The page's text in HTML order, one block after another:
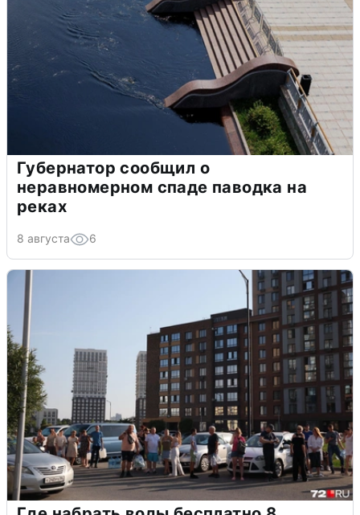
Губернатор сообщил о
неравномерном спаде паводка на
реках
8 августа 6